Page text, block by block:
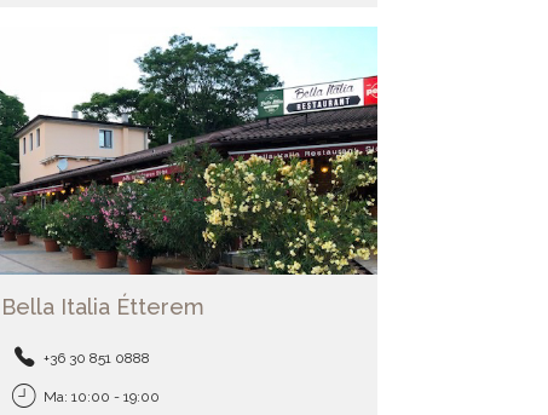
Bella Italia Étterem
+36 30 851 0888
Ma: 10:00 - 19:00